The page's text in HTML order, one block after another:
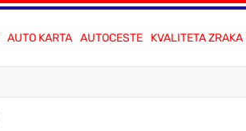
AUTO KARTA AUTOCESTE KVALITETA ZRAKA